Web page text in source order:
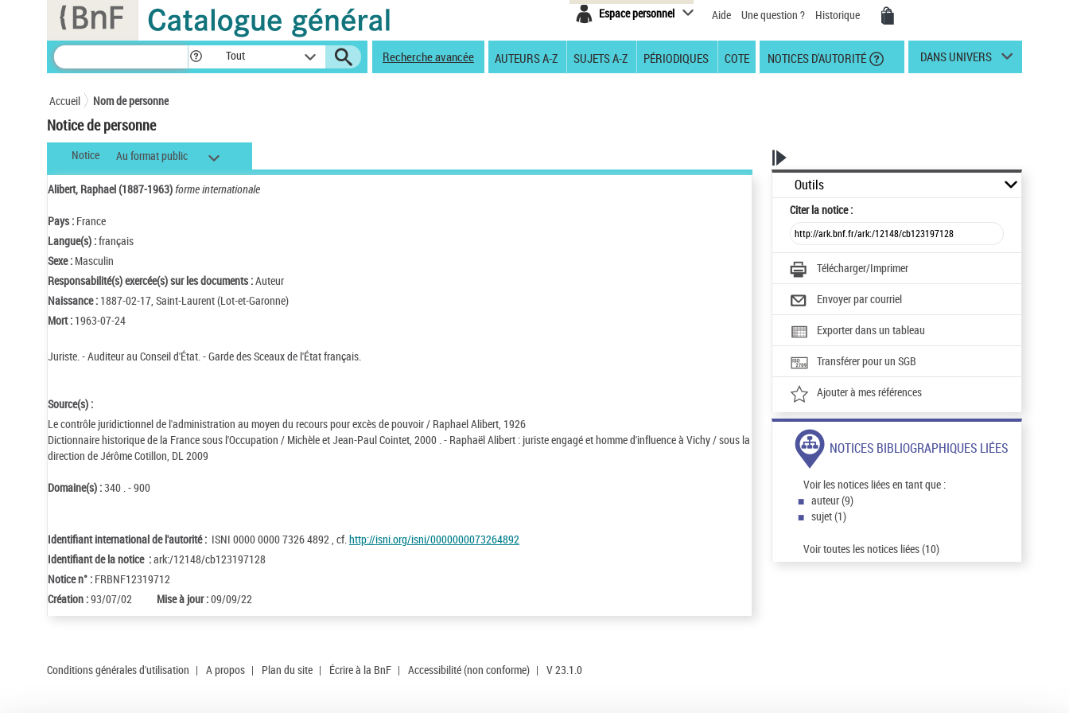
Espace personnel Aide Une question ? Historique
Tout Recherche avancée AUTEURS A-Z SUJETS A-Z PÉRIODIQUES COTE NOTICES D'AUTORITÉ DANS UNIVERS
Accueil Nom de personne
Notice de personne
Notice Au format public
Alibert, Raphael (1887-1963)forme internationale
Pays : France
Langue(s) :français
Sexe : Masculin
Responsabilité(s) exercée(s) sur les documents :Auteur
Naissance : 1887-02-17, Saint-Laurent (Lot-et-Garonne)
Mort : 1963-07-24
Juriste. - Auditeur au Conseil d'État. - Garde des Sceaux de l'État français.
Source(s) :
Le contrôle juridictionnel de l'administration au moyen du recours pour excès de pouvoir / Raphael Alibert, 1926
Dictionnaire historique de la France sous l'Occupation / Michèle et Jean-Paul Cointet, 2000 . - Raphaël Alibert : juriste engagé et homme d'influence à Vichy / sous la
direction de Jérôme Cotillon, DL 2009
Domaine(s) :340 . - 900
Identifiant international de l'autorité : ISNI 0000 0000 7326 4892 , cf.http://isni.org/isni/0000000073264892
Identifiant de la notice :ark:/12148/cb123197128
Notice n° : FRBNF12319712
Création :93/07/02 Mise à jour :09/09/22
Outils
Citerla notice :
Télécharger/Imprimer
Envoyer par courriel
Exporter dans un tableau
Transférer pour un SGB
Ajouter à mes références
NOTICES BIBLIOGRAPHIQUES LIÉES
Voir les notices liées en tant que :
auteur (9)
sujet (1)
Voir toutes les notices liées (10)
Conditions générales d'utilisation | A propos | Plan du site | Écrire à la BnF | Accessibilité (non conforme) | V 23.1.0
Panneau de gestion des cookies